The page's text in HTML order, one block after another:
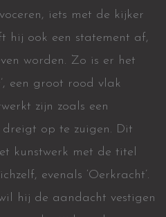
iets met de kijker
hij ook een statement af,
worden. Zo is er het
een groot rood vlak
zijn zoals een
op te zuigen. Dit
kunstwerk met de titel
evenals ‘Oerkracht’.
hij de aandacht vestigen